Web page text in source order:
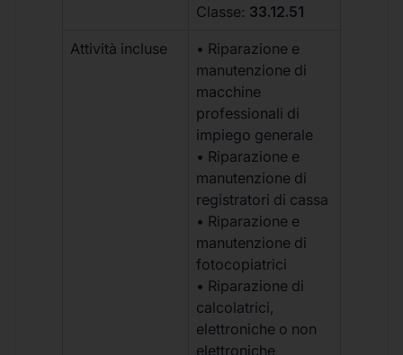
Classe: 33.12.51
Attività incluse
• Riparazione e
manutenzione di
macchine
professionali di
impiego generale
• Riparazione e
manutenzione di
registratori di cassa
• Riparazione e
manutenzione di
fotocopiatrici
• Riparazione di
calcolatrici,
elettroniche o non
elettroniche